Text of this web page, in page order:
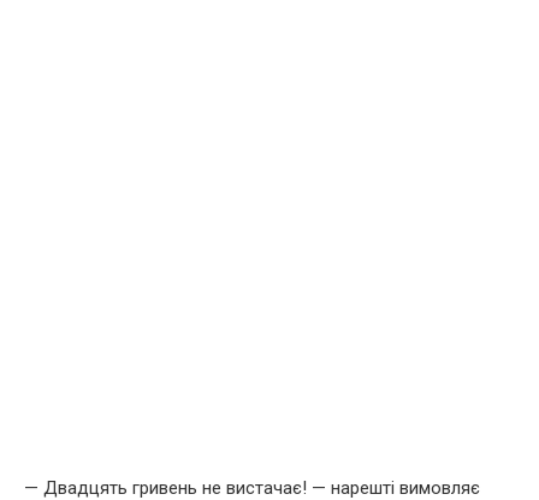
— Двадцять гривень не вистачає! — нарешті вимовляє